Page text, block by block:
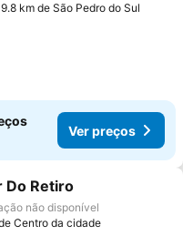
km de São Pedro do Sul
Ver preços
aos favoritos
Do Retiro
não disponível
Centro da cidade